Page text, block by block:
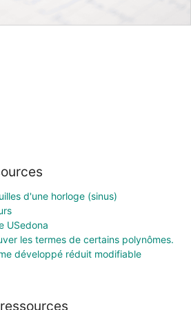
d'une horloge (sinus)
USedona
les termes de certains polynômes.
développé réduit modifiable